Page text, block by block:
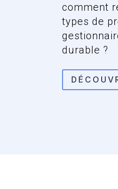
comment
types de
durable ?